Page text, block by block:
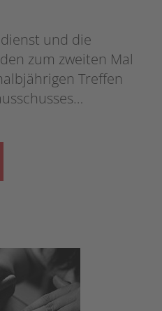
und die
zum zweiten Mal
Treffen